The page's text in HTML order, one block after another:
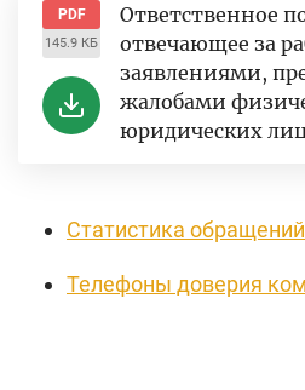
PDF
145.9 КБ
Ответственное
отвечающее за
заявлениями,
жалобами
юридических
Статистика
Телефоны доверия